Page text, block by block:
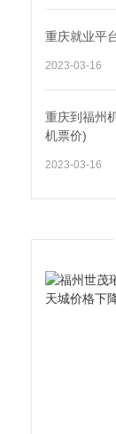
重庆就业平
2023-03-16
重庆到福州
机票价)
2023-03-16